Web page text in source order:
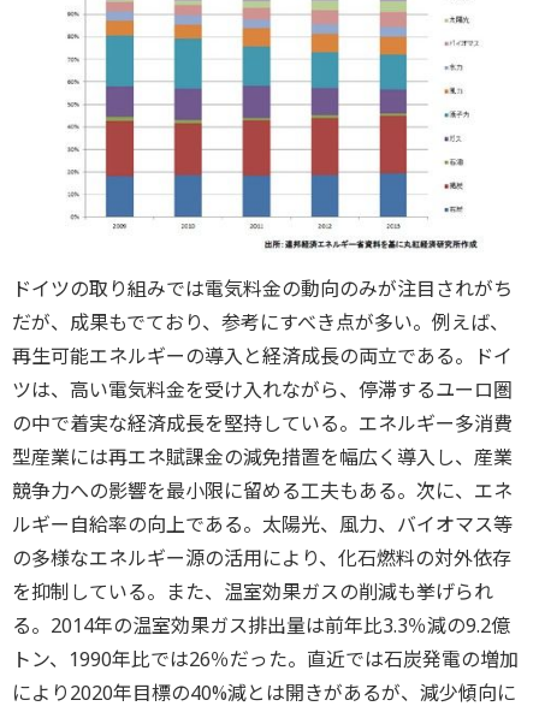
ドイツの取り組みでは電気料金の動向のみが注目されがち
だが、成果もでており、参考にすべき点が多い。例えば、
再生可能エネルギーの導入と経済成長の両立である。ドイ
ツは、高い電気料金を受け入れながら、停滞するユーロ圏
の中で着実な経済成長を堅持している。エネルギー多消費
型産業には再エネ賦課金の減免措置を幅広く導入し、産業
競争力への影響を最小限に留める工夫もある。次に、エネ
ルギー自給率の向上である。太陽光、風力、バイオマス等
の多様なエネルギー源の活用により、化石燃料の対外依存
を抑制している。また、温室効果ガスの削減も挙げられ
る。2014年の温室効果ガス排出量は前年比3.3％減の9.2億
トン、1990年比では26％だった。直近では石炭発電の増加
により2020年目標の40%減とは開きがあるが、減少傾向に